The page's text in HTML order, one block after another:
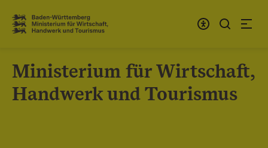
Zum Inhalt springen
Link zur Startseite
Ministerium für Wirtschaft,
Handwerk und Tourismus